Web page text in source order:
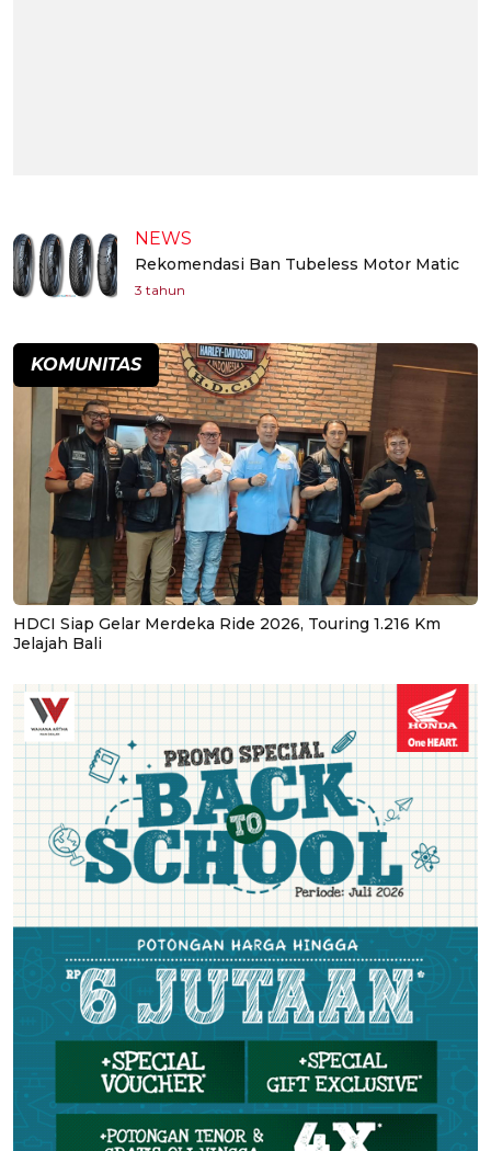
NEWS
Rekomendasi Ban Tubeless Motor Matic
3 tahun
KOMUNITAS
HDCI Siap Gelar Merdeka Ride 2026, Touring 1.216 Km
Jelajah Bali